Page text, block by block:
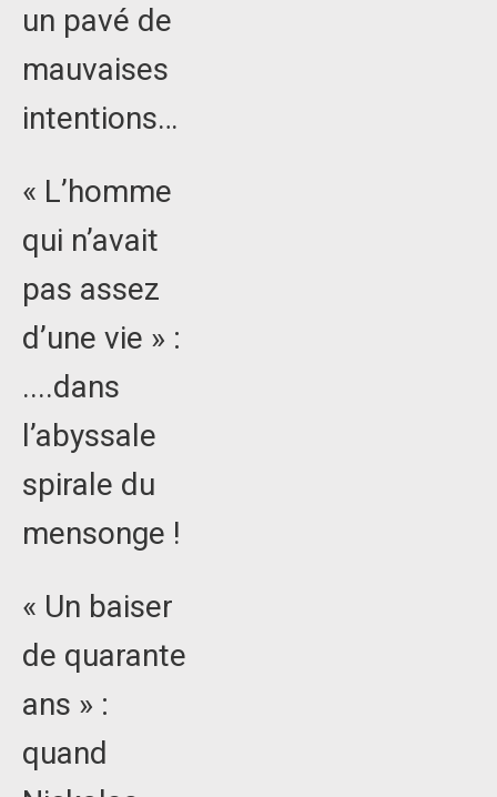
un pavé de
mauvaises
intentions…
« L’homme
qui n’avait
pas assez
d’une vie » :
....dans
l’abyssale
spirale du
mensonge !
« Un baiser
de quarante
ans » :
quand